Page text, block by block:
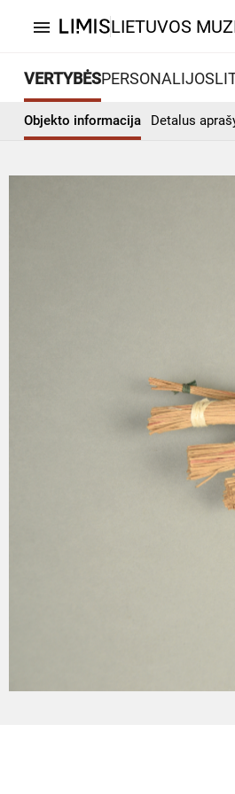
menu LIETUVOS
VERTYBĖSPERSONALIJOS
Objekto informacija Detalus